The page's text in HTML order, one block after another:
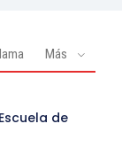
Más
de